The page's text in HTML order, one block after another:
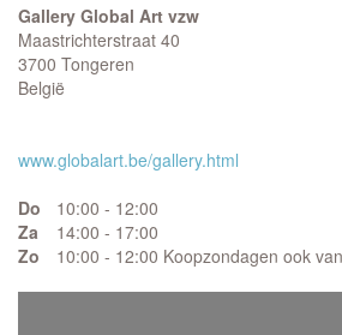
Gallery Global Art vzw
Maastrichterstraat 40
3700 Tongeren
België
www.globalart.be/gallery.html
Do
10:00 - 12:00
Za
14:00 - 17:00
Zo
10:00 - 12:00 Koopzondagen ook